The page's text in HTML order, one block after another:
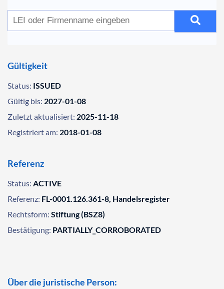
Gültigkeit
Status: ISSUED
Gültig bis: 2027-01-08
Zuletzt aktualisiert: 2025-11-18
Registriert am: 2018-01-08
Referenz
Status: ACTIVE
Referenz: FL-0001.126.361-8, Handelsregister
Rechtsform: Stiftung (BSZ8)
Bestätigung: PARTIALLY_CORROBORATED
Über die juristische Person: